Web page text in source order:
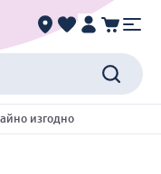
изгодно